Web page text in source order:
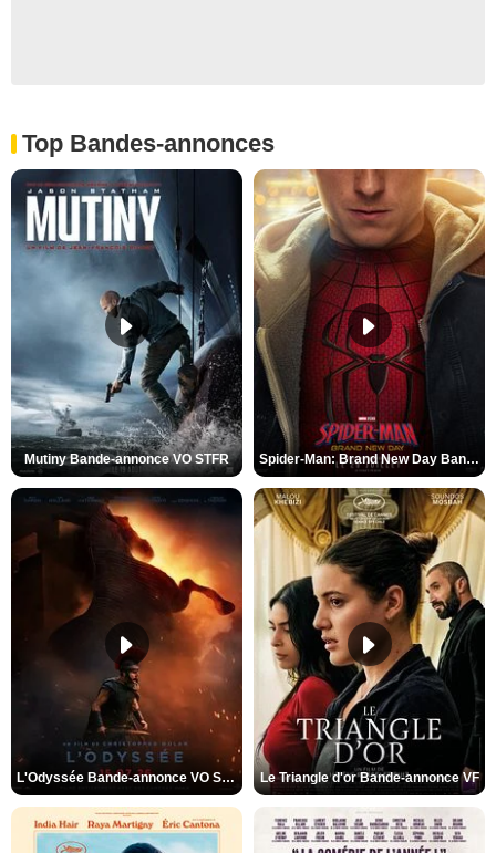
Top Bandes-annonces
Mutiny Bande-annonce VO STFR Spider-Man: Brand New Day Bande-annonce VO STFR
L'Odyssée Bande-annonce VO STFR Le Triangle d'or Bande-annonce VF